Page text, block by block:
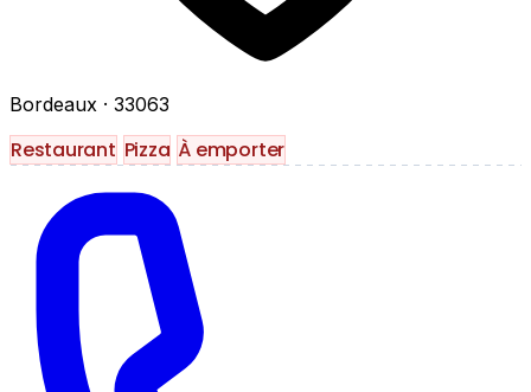
Bordeaux · 33063
Restaurant Pizza À emporter